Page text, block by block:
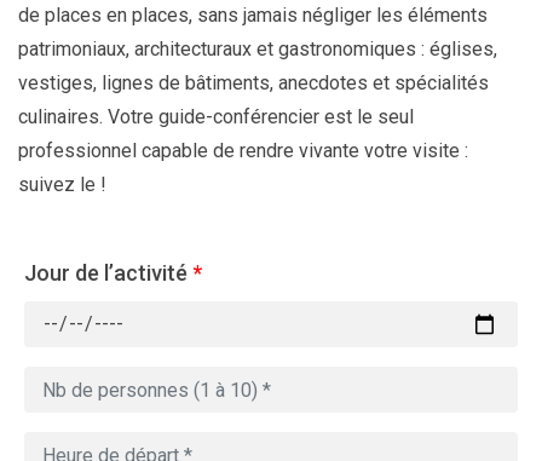
de places en places, sans jamais négliger les éléments
patrimoniaux, architecturaux et gastronomiques : églises,
vestiges, lignes de bâtiments, anecdotes et spécialités
culinaires. Votre guide-conférencier est le seul
professionnel capable de rendre vivante votre visite :
suivez le !
Jour de l’activité *